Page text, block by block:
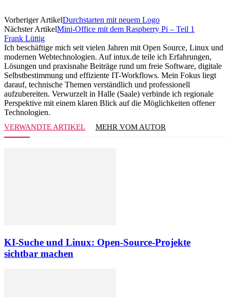
Vorheriger ArtikelDurchstarten mit neuem Logo
Nächster ArtikelMini-Office mit dem Raspberry Pi – Teil 1
Frank Lüttig
Ich beschäftige mich seit vielen Jahren mit Open Source, Linux und
modernen Webtechnologien. Auf intux.de teile ich Erfahrungen,
Lösungen und praxisnahe Beiträge rund um freie Software, digitale
Selbstbestimmung und effiziente IT-Workflows. Mein Fokus liegt
darauf, technische Themen verständlich und professionell
aufzubereiten. Verwurzelt in Halle (Saale) verbinde ich regionale
Perspektive mit einem klaren Blick auf die Möglichkeiten offener
Technologien.
VERWANDTE ARTIKEL MEHR VOM AUTOR
KI-Suche und Linux: Open-Source-Projekte
sichtbar machen